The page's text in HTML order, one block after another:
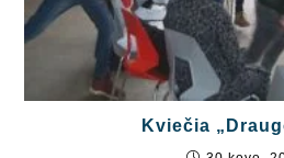
Kviečia